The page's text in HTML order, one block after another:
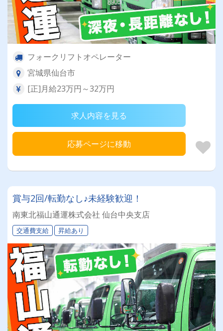
フォークリフトオペレーター
宮城県仙台市
[正]月給23万円～32万円
求人内容を見る
応募ページに移動
賞与2回/転勤なし♪未経験歓迎！
南東北福山通運株式会社 仙台中央支店
交通費支給 昇給あり